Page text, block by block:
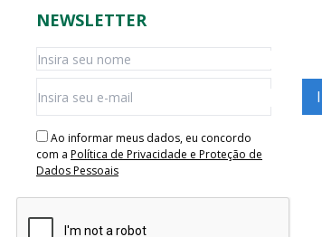
NEWSLETTER
Ao informar meus dados, eu concordo
com a Política de Privacidade e Proteção de
Dados Pessoais